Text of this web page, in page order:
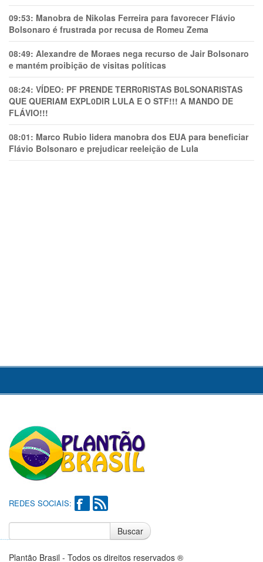
09:53: Manobra de Nikolas Ferreira para favorecer Flávio
Bolsonaro é frustrada por recusa de Romeu Zema
08:49: Alexandre de Moraes nega recurso de Jair Bolsonaro
e mantém proibição de visitas políticas
08:24: VÍDEO: PF PRENDE TERR0RlSTAS B0LSONARlSTAS
QUE QUERIAM EXPL0DlR LULA E O STF!!! A MANDO DE
FLÁVIO!!!
08:01: Marco Rubio lidera manobra dos EUA para beneficiar
Flávio Bolsonaro e prejudicar reeleição de Lula
REDES SOCIAIS:
Buscar
Plantão Brasil - Todos os direitos reservados ®